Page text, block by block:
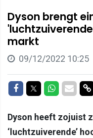
Dyson brengt
markt
09/12/2022 10:25
Delen op Facebook
Delen op
Delen op
Dyson heeft zojuist
‘luchtzuiverende’